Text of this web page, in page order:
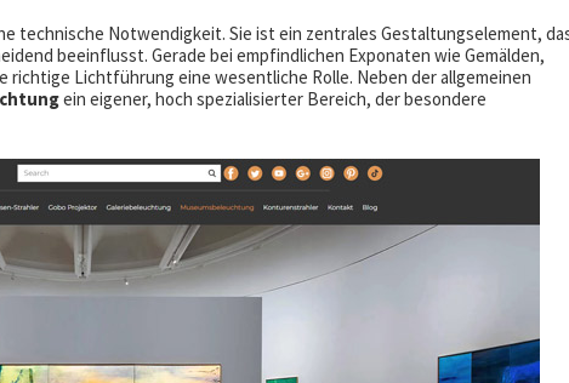
technische Notwendigkeit. Sie ist ein zentrales Gestaltungselement,
beeinflusst. Gerade bei empfindlichen Exponaten wie Gemälden,
richtige Lichtführung eine wesentliche Rolle. Neben der allgemeinen
ein eigener, hoch spezialisierter Bereich, der besondere